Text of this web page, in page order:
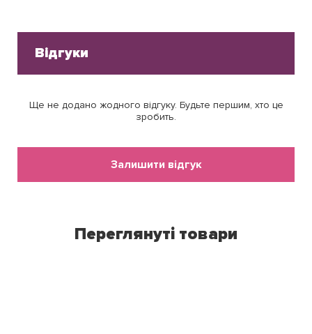
Відгуки
Ще не додано жодного відгуку. Будьте першим, хто це
зробить.
Залишити відгук
Переглянуті товари